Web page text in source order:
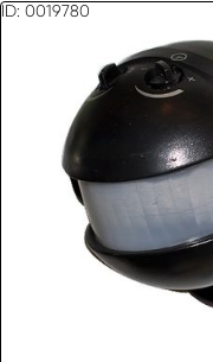
ID: 0019780